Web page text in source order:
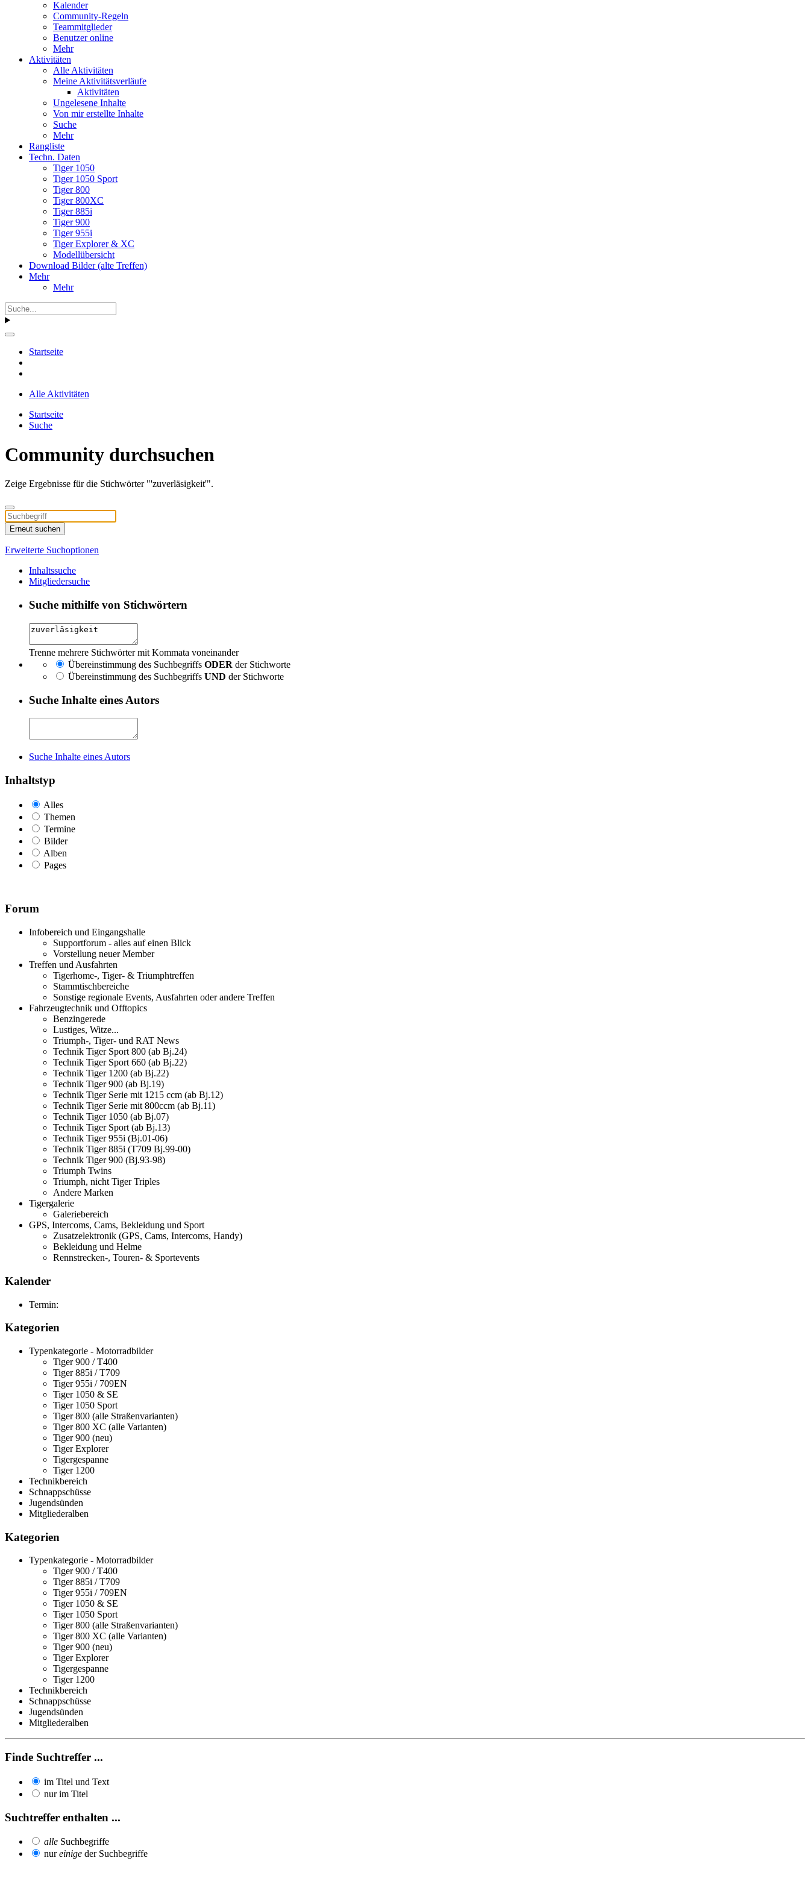
Kalender
Community-Regeln
Teammitglieder
Benutzer online
Mehr
Aktivitäten
Alle Aktivitäten
Meine Aktivitätsverläufe
Aktivitäten
Ungelesene Inhalte
Von mir erstellte Inhalte
Suche
Mehr
Rangliste
Techn. Daten
Tiger 1050
Tiger 1050 Sport
Tiger 800
Tiger 800XC
Tiger 885i
Tiger 900
Tiger 955i
Tiger Explorer & XC
Modellübersicht
Download Bilder (alte Treffen)
Mehr
Mehr
Startseite
Alle Aktivitäten
Startseite
Suche
Community durchsuchen
Zeige Ergebnisse für die Stichwörter "'zuverläsigkeit'".
Erneut suchen
Erweiterte Suchoptionen
Inhaltssuche
Mitgliedersuche
Suche mithilfe von Stichwörtern
Trenne mehrere Stichwörter mit Kommata voneinander
Übereinstimmung des Suchbegriffs ODER der Stichworte
Übereinstimmung des Suchbegriffs UND der Stichworte
Suche Inhalte eines Autors
Suche Inhalte eines Autors
Inhaltstyp
Alles
Themen
Termine
Bilder
Alben
Pages
Forum
Infobereich und Eingangshalle
Supportforum - alles auf einen Blick
Vorstellung neuer Member
Treffen und Ausfahrten
Tigerhome-, Tiger- & Triumphtreffen
Stammtischbereiche
Sonstige regionale Events, Ausfahrten oder andere Treffen
Fahrzeugtechnik und Offtopics
Benzingerede
Lustiges, Witze...
Triumph-, Tiger- und RAT News
Technik Tiger Sport 800 (ab Bj.24)
Technik Tiger Sport 660 (ab Bj.22)
Technik Tiger 1200 (ab Bj.22)
Technik Tiger 900 (ab Bj.19)
Technik Tiger Serie mit 1215 ccm (ab Bj.12)
Technik Tiger Serie mit 800ccm (ab Bj.11)
Technik Tiger 1050 (ab Bj.07)
Technik Tiger Sport (ab Bj.13)
Technik Tiger 955i (Bj.01-06)
Technik Tiger 885i (T709 Bj.99-00)
Technik Tiger 900 (Bj.93-98)
Triumph Twins
Triumph, nicht Tiger Triples
Andere Marken
Tigergalerie
Galeriebereich
GPS, Intercoms, Cams, Bekleidung und Sport
Zusatzelektronik (GPS, Cams, Intercoms, Handy)
Bekleidung und Helme
Rennstrecken-, Touren- & Sportevents
Kalender
Termin:
Kategorien
Typenkategorie - Motorradbilder
Tiger 900 / T400
Tiger 885i / T709
Tiger 955i / 709EN
Tiger 1050 & SE
Tiger 1050 Sport
Tiger 800 (alle Straßenvarianten)
Tiger 800 XC (alle Varianten)
Tiger 900 (neu)
Tiger Explorer
Tigergespanne
Tiger 1200
Technikbereich
Schnappschüsse
Jugendsünden
Mitgliederalben
Kategorien
Typenkategorie - Motorradbilder
Tiger 900 / T400
Tiger 885i / T709
Tiger 955i / 709EN
Tiger 1050 & SE
Tiger 1050 Sport
Tiger 800 (alle Straßenvarianten)
Tiger 800 XC (alle Varianten)
Tiger 900 (neu)
Tiger Explorer
Tigergespanne
Tiger 1200
Technikbereich
Schnappschüsse
Jugendsünden
Mitgliederalben
Finde Suchtreffer ...
im Titel und Text
nur im Titel
Suchtreffer enthalten ...
alle Suchbegriffe
nureinige der Suchbegriffe